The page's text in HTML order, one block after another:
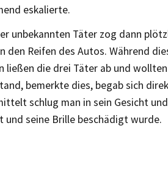
eskalierte.
unbekannten Täter zog dann
den Reifen des Autos. Während
ließen die drei Täter ab und
bemerkte dies, begab sich
schlug man in sein Gesicht
und seine Brille beschädigt wurde.